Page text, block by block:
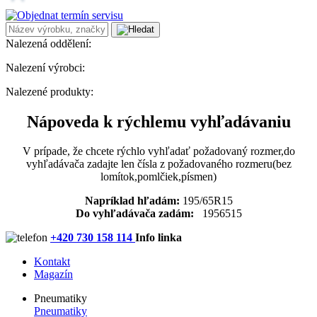
Nalezená oddělení:
Nalezení výrobci:
Nalezené produkty:
Nápoveda k rýchlemu vyhľadávaniu
V prípade, že chcete rýchlo vyhľadať požadovaný rozmer,do
vyhľadávača zadajte len čísla z požadovaného rozmeru(bez
lomítok,pomlčiek,písmen)
Napríklad hľadám: 195/65R15
Do vyhľadávača zadám: 1956515
+420 730 158 114 Info linka
Kontakt
Magazín
Pneumatiky
Pneumatiky